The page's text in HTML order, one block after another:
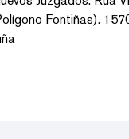
Fontiñas).